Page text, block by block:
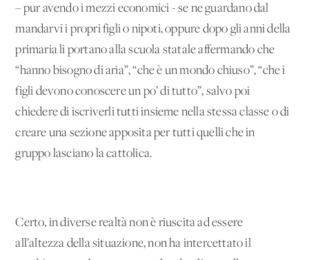
– pur avendo i mezzi economici - se ne guardano dal
mandarvi i propri figli o nipoti, oppure dopo gli anni della
primaria li portano alla scuola statale affermando che
“hanno bisogno di aria”, “che è un mondo chiuso”, “che i
figli devono conoscere un po’ di tutto”, salvo poi
chiedere di iscriverli tutti insieme nella stessa classe o di
creare una sezione apposita per tutti quelli che in
gruppo lasciano la cattolica.
Certo, in diverse realtà non è riuscita ad essere
all’altezza della situazione, non ha intercettato il